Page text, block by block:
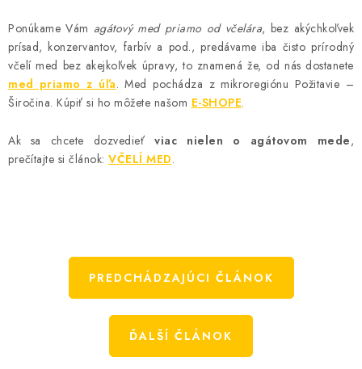
Ponúkame Vám agátový med priamo od včelára, bez akýchkoľvek
prísad, konzervantov, farbív a pod., predávame iba čisto prírodný
včelí med bez akejkoľvek úpravy, to znamená že, od nás dostanete
med priamo z úľa. Med pochádza z mikroregiónu Požitavie –
Širočina. Kúpiť si ho môžete našom E-SHOPE.
Ak sa chcete dozvedieťviac nielen o agátovom mede,
prečítajte si článok: VČELÍ MED.
PREDCHÁDZAJÚCI ČLÁNOK
ĎALŠÍ ČLÁNOK